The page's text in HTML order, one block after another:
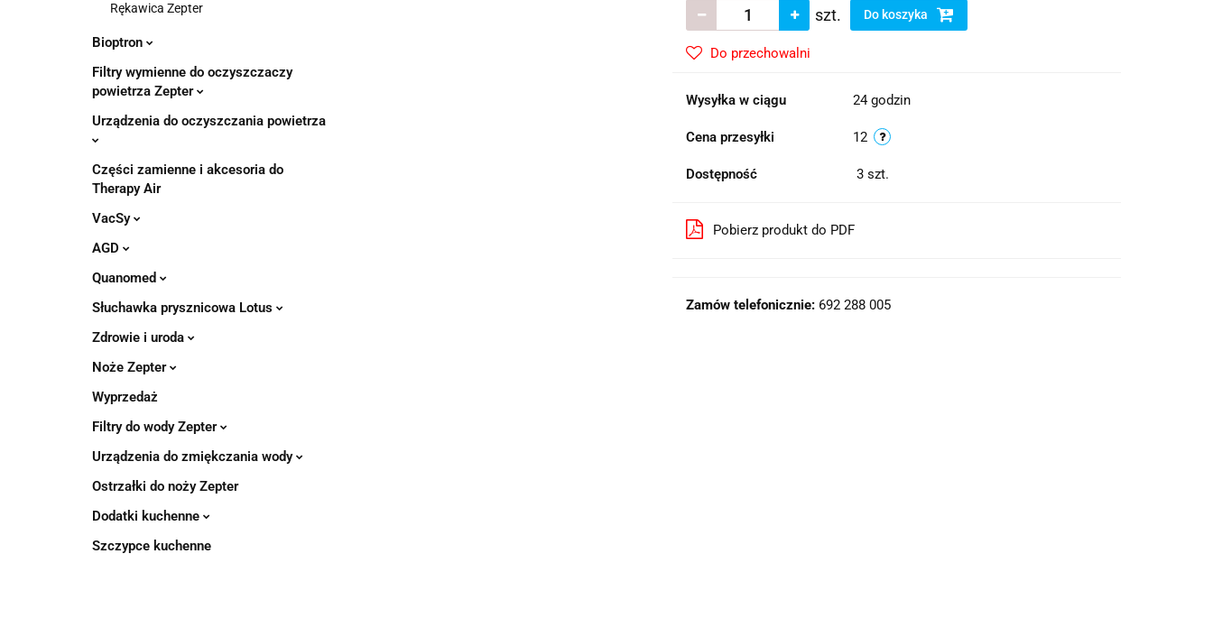
Rękawica Zepter
Bioptron
Filtry wymienne do oczyszczaczy
powietrza Zepter
Urządzenia do oczyszczania powietrza
Części zamienne i akcesoria do
Therapy Air
VacSy
AGD
Quanomed
Słuchawka prysznicowa Lotus
Zdrowie i uroda
Noże Zepter
Wyprzedaż
Filtry do wody Zepter
Urządzenia do zmiękczania wody
Ostrzałki do noży Zepter
Dodatki kuchenne
Szczypce kuchenne
szt. Do koszyka
Do przechowalni
Wysyłka w ciągu 24 godzin
Cena przesyłki 12
Dostępność 3 szt.
Pobierz produkt do PDF
Zamów telefonicznie: 692 288 005